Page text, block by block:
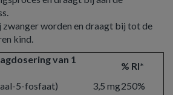
zwanger worden en draagt bij tot de
kind.
van 1
% RI*
5-fosfaat)
3,5 mg250%